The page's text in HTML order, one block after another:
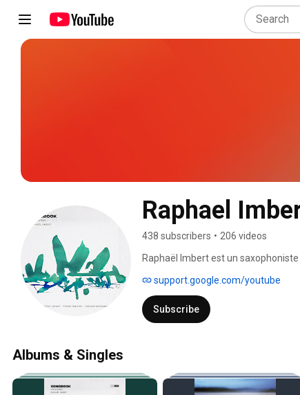
Raphael
438 subscribers • 206 videos
Raphaël Imbert est un
du Conservatoire à rayonnement
support.google.com/youtube
Subscribe
Albums & Singles